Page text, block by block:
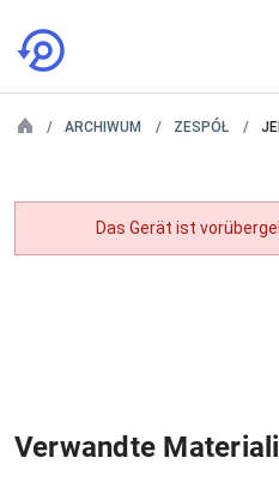
ARCHIWUM ZESPÓŁ
Das Gerät ist
Verwandte